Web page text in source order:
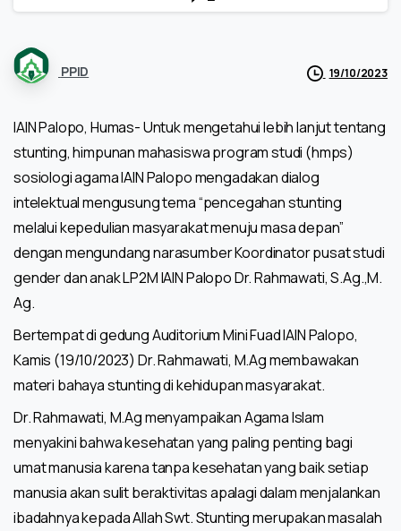
PPID 19/10/2023
IAIN Palopo, Humas- Untuk mengetahui lebih lanjut tentang
stunting, himpunan mahasiswa program studi (hmps)
sosiologi agama IAIN Palopo mengadakan dialog
intelektual mengusung tema “pencegahan stunting
melalui kepedulian masyarakat menuju masa depan”
dengan mengundang narasumber Koordinator pusat studi
gender dan anak LP2M IAIN Palopo Dr. Rahmawati, S.Ag.,M.
Ag.
Bertempat di gedung Auditorium Mini Fuad IAIN Palopo,
Kamis (19/10/2023) Dr. Rahmawati, M.Ag membawakan
materi bahaya stunting di kehidupan masyarakat.
Dr. Rahmawati, M.Ag menyampaikan Agama Islam
menyakini bahwa kesehatan yang paling penting bagi
umat manusia karena tanpa kesehatan yang baik setiap
manusia akan sulit beraktivitas apalagi dalam menjalankan
ibadahnya kepada Allah Swt. Stunting merupakan masalah